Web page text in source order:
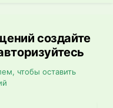
создайте
чтобы оставить